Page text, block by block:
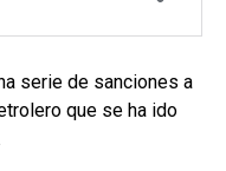
serie de sanciones a
que se ha ido